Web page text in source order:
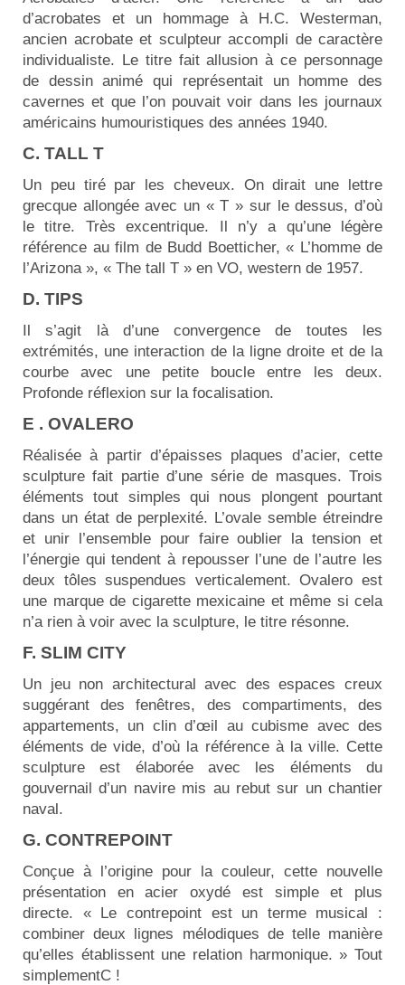
d’acrobates et un hommage à H.C. Westerman,
ancien acrobate et sculpteur accompli de caractère
individualiste. Le titre fait allusion à ce personnage
de dessin animé qui représentait un homme des
cavernes et que l’on pouvait voir dans les journaux
américains humouristiques des années 1940.
C. TALL T
Un peu tiré par les cheveux. On dirait une lettre
grecque allongée avec un « T » sur le dessus, d’où
le titre. Très excentrique. Il n’y a qu’une légère
référence au film de Budd Boetticher, « L’homme de
l’Arizona », « The tall T » en VO, western de 1957.
D. TIPS
Il s’agit là d’une convergence de toutes les
extrémités, une interaction de la ligne droite et de la
courbe avec une petite boucle entre les deux.
Profonde réflexion sur la focalisation.
E . OVALERO
Réalisée à partir d’épaisses plaques d’acier, cette
sculpture fait partie d’une série de masques. Trois
éléments tout simples qui nous plongent pourtant
dans un état de perplexité. L’ovale semble étreindre
et unir l’ensemble pour faire oublier la tension et
l’énergie qui tendent à repousser l’une de l’autre les
deux tôles suspendues verticalement. Ovalero est
une marque de cigarette mexicaine et même si cela
n’a rien à voir avec la sculpture, le titre résonne.
F. SLIM CITY
Un jeu non architectural avec des espaces creux
suggérant des fenêtres, des compartiments, des
appartements, un clin d’œil au cubisme avec des
éléments de vide, d’où la référence à la ville. Cette
sculpture est élaborée avec les éléments du
gouvernail d’un navire mis au rebut sur un chantier
naval.
G. CONTREPOINT
Conçue à l’origine pour la couleur, cette nouvelle
présentation en acier oxydé est simple et plus
directe. « Le contrepoint est un terme musical :
combiner deux lignes mélodiques de telle manière
qu’elles établissent une relation harmonique. » Tout
simplementC !